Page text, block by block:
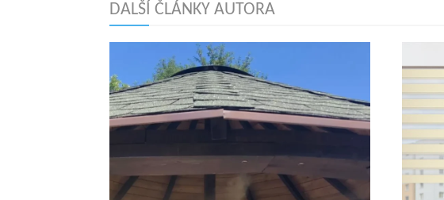
DALŠÍ ČLÁNKY AUTORA